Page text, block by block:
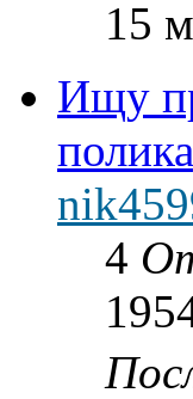
15
Ищу
4